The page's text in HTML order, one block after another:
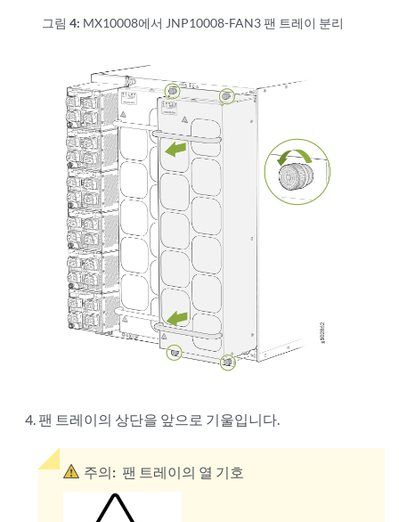
그림 4: MX10008에서 JNP10008-FAN3 팬 트레이 분리
팬 트레이의 상단을 앞으로 기울입니다.
주의: 팬 트레이의 열 기호